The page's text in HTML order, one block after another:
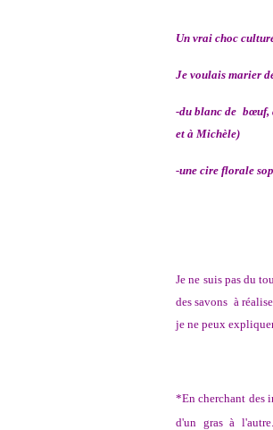
Un vrai choc
Je voulais marier
-du blanc de bœuf,
et à Michèle)
-une cire florale
Je ne suis pas du
des savons à
je ne peux
*En cherchant des
d'un gras à